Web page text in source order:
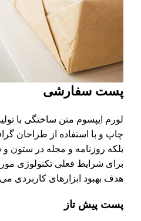
پست سفارشی
لورم ایپسوم متن ساختگی با
چاپ و با استفاده از طراحان
بلکه روزنامه و مجله در ستون
برای شرایط فعلی تکنولوژی مورد
هدف بهبود ابزارهای کاربردی
پست پیش تاز